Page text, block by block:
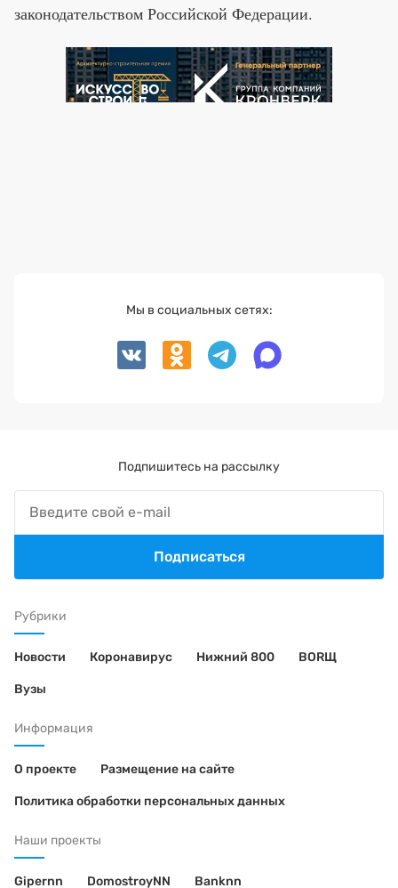
законодательством Российской Федерации.
Рубрики
Новости Коронавирус Нижний 800 BORЩ
Вузы
Информация
О проекте Размещение на сайте
Политика обработки персональных данных
Наши проекты
Gipernn DomostroyNN Banknn
Мы в социальных сетях:
Подпишитесь на рассылку
Подписаться